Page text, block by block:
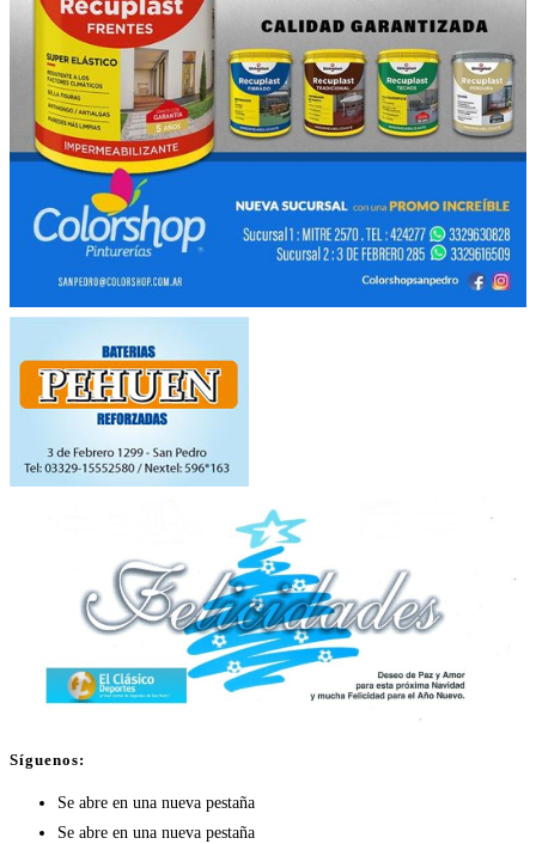
Síguenos:
Se abre en una nueva pestaña
Se abre en una nueva pestaña